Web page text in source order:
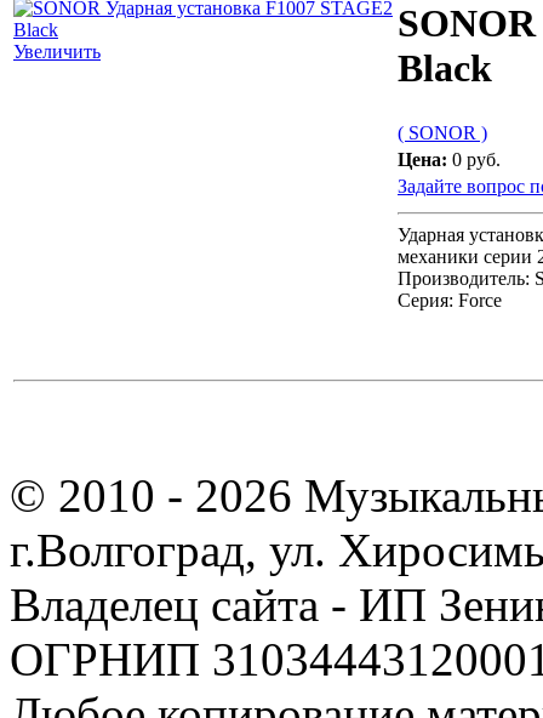
Увеличить
Black
( SONOR )
Цена: 0 руб.
Задайте вопрос
Ударная
механики серии
Производитель:
Серия: Force
© 2010 - 2026
г.Волгоград, ул.
Владелец сайта - ИП
ОГРНИП